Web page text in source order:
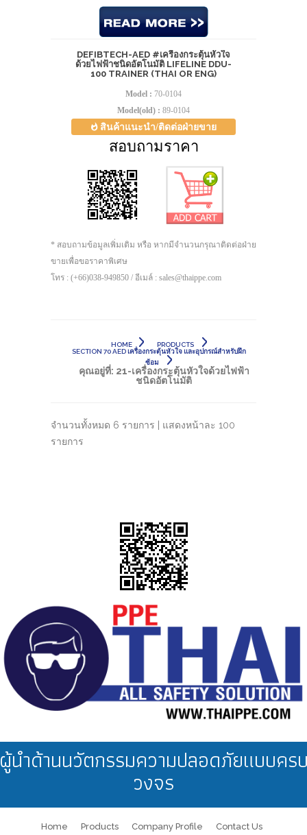
DEFIBTECH-AED #เครื่องกระตุ้นหัวใจ
ด้วยไฟฟ้าชนิดอัตโนมัติ LIFELINE DDU-
100 TRAINER (THAI OR ENG)
Model : 70-0104
Model(old) : 89-0104
สินค้าแนะนำ/ติดต่อฝ่ายขาย
สอบถามราคา
* สอบถามข้อมูลเพิ่มเติม หรือ หากมีจำนวนกรุณาติดต่อฝ่าย
ขายเพื่อขอราคาพิเศษ
โทร : (+66)038-949850 / อีเมล์ : sales@thaippe.com
HOME
PRODUCTS
SECTION 70 AED เครื่องกระตุ้นหัวใจ และอุปกรณ์สำหรับฝึก
ซ้อม
คุณอยู่ที่: 21-เครื่องกระตุ้นหัวใจด้วยไฟฟ้า
ชนิดอัตโนมัติ
จำนวนทั้งหมด 6 รายการ | แสดงหน้าละ 100
รายการ
นำด้านนวัตกรรมความปลอดภัยแบบคร
วงจร
Home Products Company Profile Contact Us